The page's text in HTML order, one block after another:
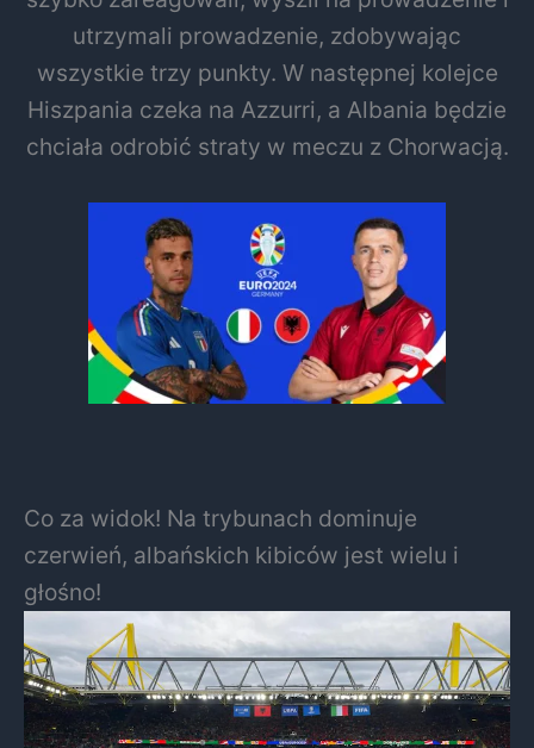
utrzymali prowadzenie, zdobywając
wszystkie trzy punkty. W następnej kolejce
Hiszpania czeka na Azzurri, a Albania będzie
chciała odrobić straty w meczu z Chorwacją.
Co za widok! Na trybunach dominuje
czerwień, albańskich kibiców jest wielu i
głośno!